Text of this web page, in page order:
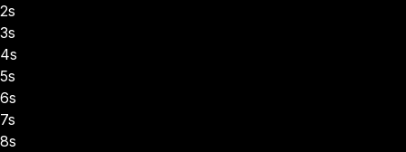
2s
3s
4s
5s
6s
7s
8s